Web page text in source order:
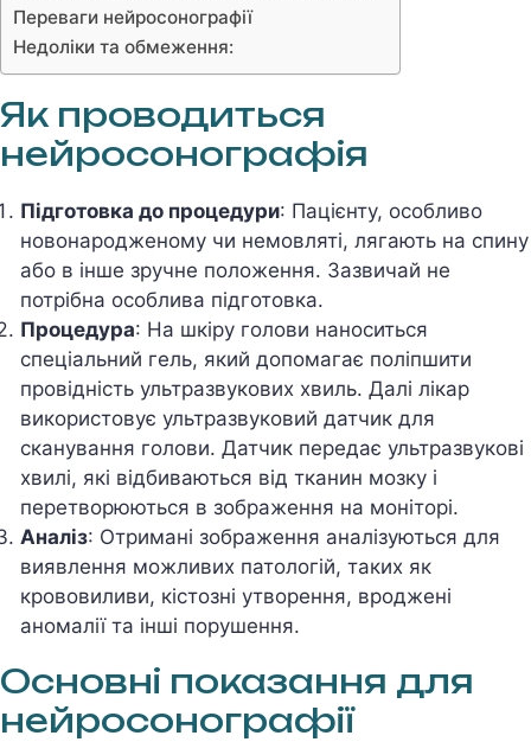
Переваги нейросонографії
Недоліки та обмеження:
Як проводиться
нейросонографія
Підготовка до процедури: Пацієнту, особливо
новонародженому чи немовляті, лягають на спину
або в інше зручне положення. Зазвичай не
потрібна особлива підготовка.
Процедура: На шкіру голови наноситься
спеціальний гель, який допомагає поліпшити
провідність ультразвукових хвиль. Далі лікар
використовує ультразвуковий датчик для
сканування голови. Датчик передає ультразвукові
хвилі, які відбиваються від тканин мозку і
перетворюються в зображення на моніторі.
Аналіз: Отримані зображення аналізуються для
виявлення можливих патологій, таких як
крововиливи, кістозні утворення, вроджені
аномалії та інші порушення.
Основні показання для
нейросонографії